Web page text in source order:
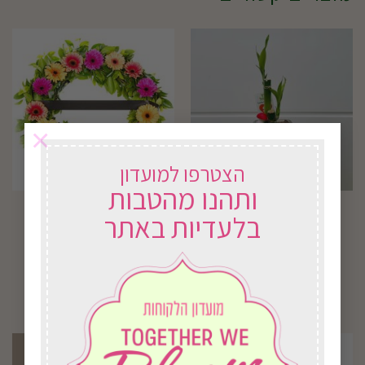
הצטרפו למועדון
ותהנו מהטבות
בלעדיות באתר
×
סידור לאקי במבוק בכלי
זכוכית
בחירת אפשרויות
למוצר
זר אבל שורת פרחים
בחירת אפשרויות